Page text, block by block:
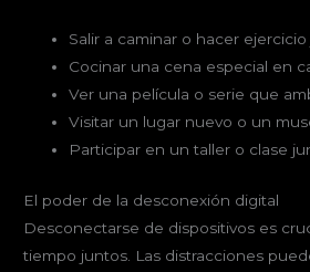
Salir a caminar o hacer
Cocinar una cena especial en
Ver una película o serie que
Visitar un lugar nuevo o un
Participar en un taller o clase
El poder de la desconexión digital
Desconectarse de dispositivos es
tiempo juntos. Las distracciones